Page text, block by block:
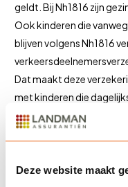
Deze website maakt
geldt. Bij Nh1816 zijn
Ook kinderen die
blijven volgens Nh1816
Dat maakt deze
met kinderen die
dan niet voor ieder
verkeersverzekering te